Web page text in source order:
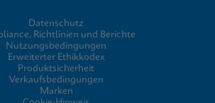
Datenschutz
Richtlinien und Berichte
Nutzungsbedingungen
Erweiterter Ethikkodex
Produktsicherheit
Verkaufsbedingungen
Marken